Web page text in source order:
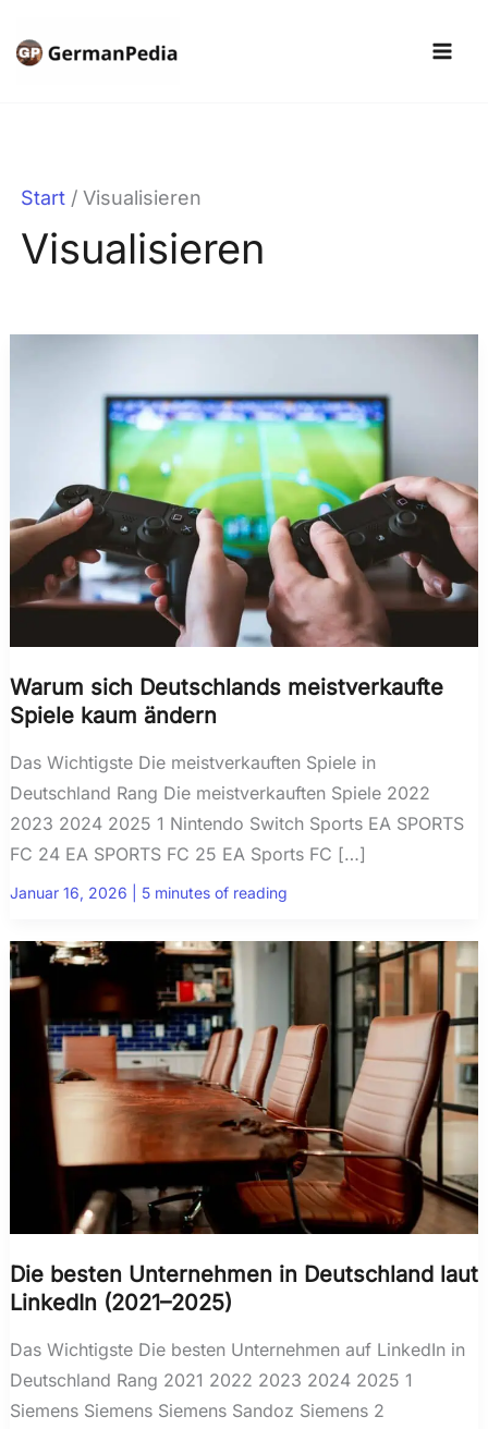
Inhalt
Start Visualisieren
Visualisieren
Warum sich Deutschlands meistverkaufte
Spiele kaum ändern
Das Wichtigste Die meistverkauften Spiele in
Deutschland Rang Die meistverkauften Spiele 2022
2023 2024 2025 1 Nintendo Switch Sports EA SPORTS
FC 24 EA SPORTS FC 25 EA Sports FC […]
Januar 16, 2026 5 minutes of reading
Die besten Unternehmen in Deutschland laut
LinkedIn (2021–2025)
Das Wichtigste Die besten Unternehmen auf LinkedIn in
Deutschland Rang 2021 2022 2023 2024 2025 1
Siemens Siemens Siemens Sandoz Siemens 2